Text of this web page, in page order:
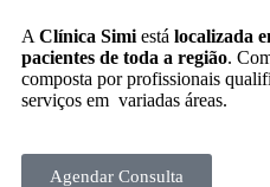
A Clínica Simi está localizada
pacientes de toda a região.
composta por profissionais
serviços em variadas áreas.
Agendar Consulta